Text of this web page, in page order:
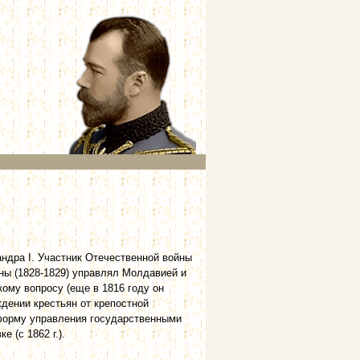
I. Участник Отечественной войны
(1828-1829) управлял Молдавией и
вопросу (еще в 1816 году он
крестьян от крепостной
управления государственными
(с 1862 г.).